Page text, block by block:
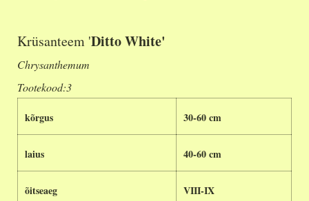
Krüsanteem 'Ditto White'
Chrysanthemum
Tootekood:3
kõrgus 30-60 cm
laius 40-60 cm
õitseaeg VIII-IX